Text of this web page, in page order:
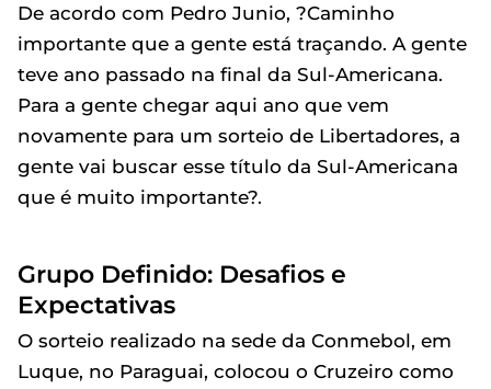
De acordo com Pedro Junio, ?Caminho
importante que a gente está traçando. A gente
teve ano passado na final da Sul-Americana.
Para a gente chegar aqui ano que vem
novamente para um sorteio de Libertadores, a
gente vai buscar esse título da Sul-Americana
que é muito importante?.
Grupo Definido: Desafios e
Expectativas
O sorteio realizado na sede da Conmebol, em
Luque, no Paraguai, colocou o Cruzeiro como